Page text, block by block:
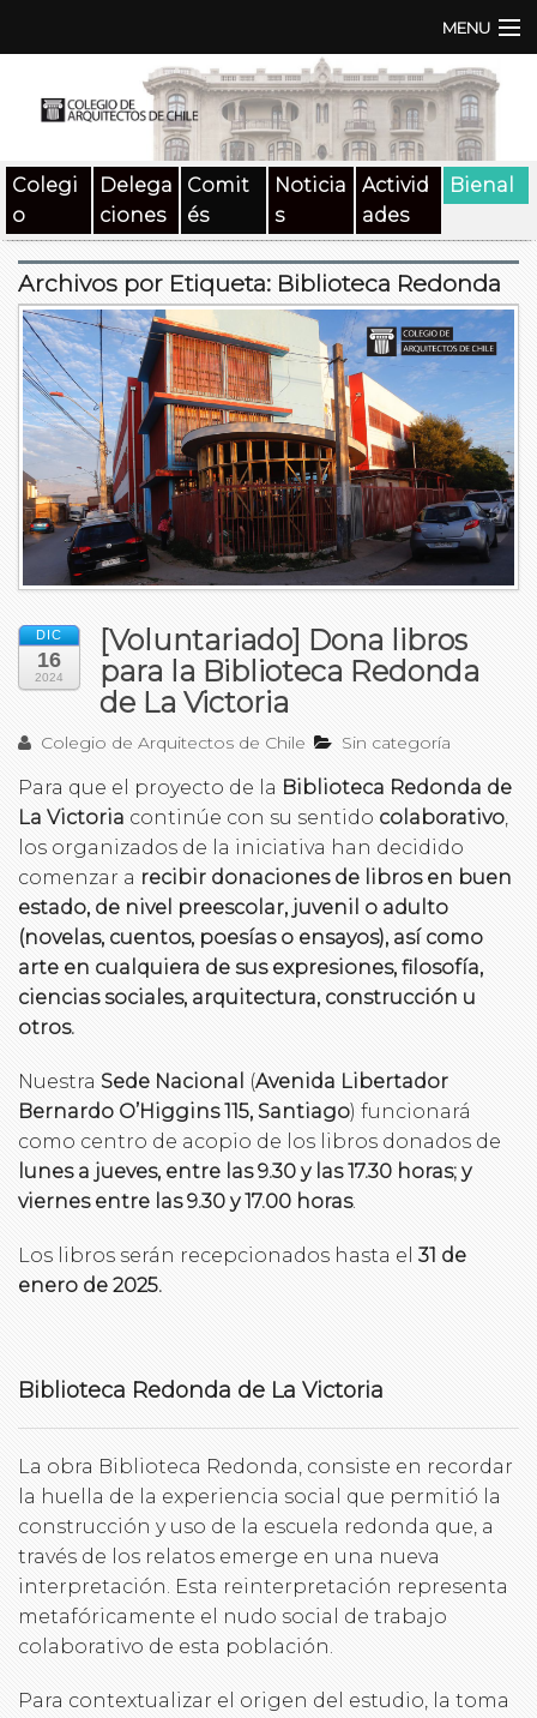
MENU
Documentos
SAT
Beneficios
Medios
Contacto
Buscar:
Colegi
o
Delega
ciones
Comit
és
Noticia
s
Activid
ades
Bienal
Archivos por Etiqueta: Biblioteca Redonda
DIC
16
2024
[Voluntariado] Dona libros
para la Biblioteca Redonda
de La Victoria
Colegio de Arquitectos de Chile Sin categoría
Para que el proyecto de la Biblioteca Redonda de
La Victoria continúe con su sentido colaborativo,
los organizados de la iniciativa han decidido
comenzar a recibir donaciones de libros en buen
estado, de nivel preescolar, juvenil o adulto
(novelas, cuentos, poesías o ensayos), así como
arte en cualquiera de sus expresiones, filosofía,
ciencias sociales, arquitectura, construcción u
otros.
Nuestra Sede Nacional (Avenida Libertador
Bernardo O’Higgins 115, Santiago) funcionará
como centro de acopio de los libros donados de
lunes a jueves, entre las 9.30 y las 17.30 horas; y
viernes entre las 9.30 y 17.00 horas.
Los libros serán recepcionados hasta el 31 de
enero de 2025.
Biblioteca Redonda de La Victoria
La obra Biblioteca Redonda, consiste en recordar
la huella de la experiencia social que permitió la
construcción y uso de la escuela redonda que, a
través de los relatos emerge en una nueva
interpretación. Esta reinterpretación representa
metafóricamente el nudo social de trabajo
colaborativo de esta población.
Para contextualizar el origen del estudio, la toma